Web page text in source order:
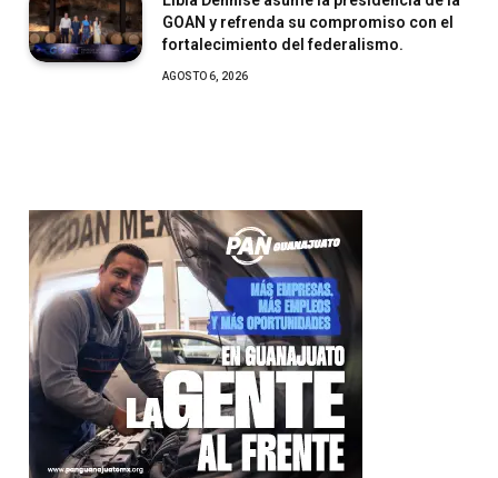
GOAN y refrenda su compromiso con el
fortalecimiento del federalismo.
AGOSTO 6, 2026